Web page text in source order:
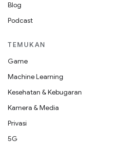
Blog
Podcast
TEMUKAN
Game
Machine Learning
Kesehatan & Kebugaran
Kamera & Media
Privasi
5G